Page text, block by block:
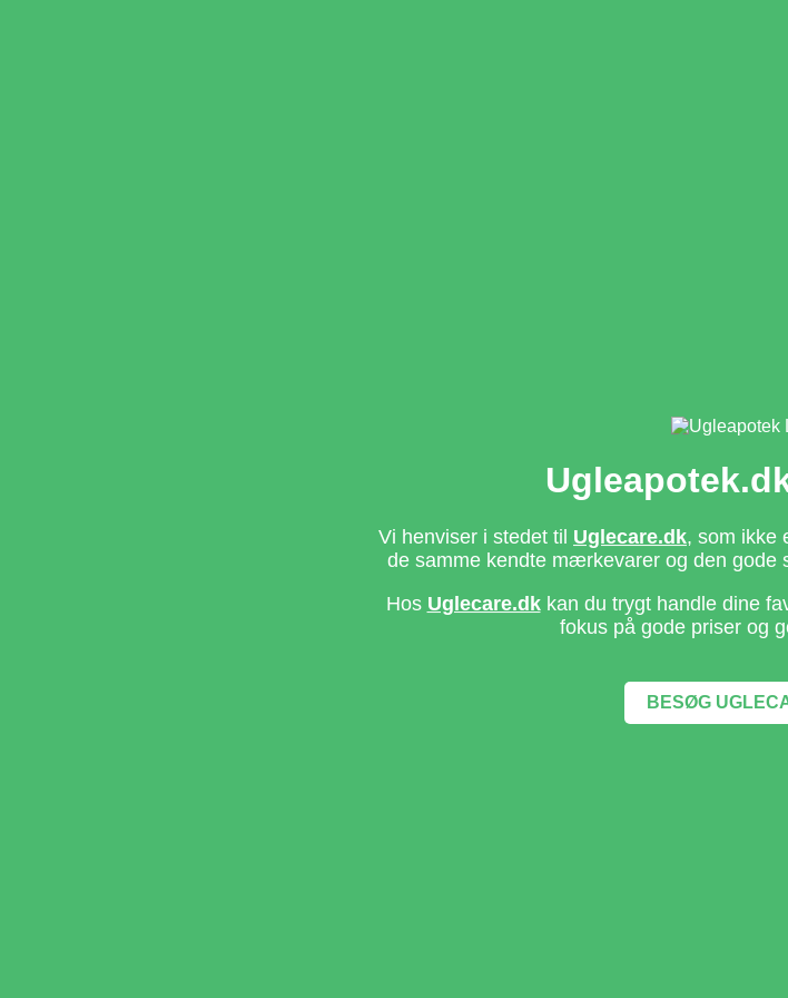
Vi henviser i stedet til Uglecare.dk, som ikke
de samme kendte mærkevarer og den gode
Hos Uglecare.dkkan du trygt handle dine
fokus på gode priser og
BESØG